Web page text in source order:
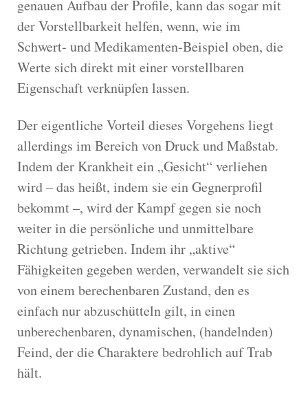
genauen Aufbau der Profile, kann das sogar mit
der Vorstellbarkeit helfen, wenn, wie im
Schwert- und Medikamenten-Beispiel oben, die
Werte sich direkt mit einer vorstellbaren
Eigenschaft verknüpfen lassen.
Der eigentliche Vorteil dieses Vorgehens liegt
allerdings im Bereich von Druck und Maßstab.
Indem der Krankheit ein „Gesicht“ verliehen
wird – das heißt, indem sie ein Gegnerprofil
bekommt –, wird der Kampf gegen sie noch
weiter in die persönliche und unmittelbare
Richtung getrieben. Indem ihr „aktive“
Fähigkeiten gegeben werden, verwandelt sie sich
von einem berechenbaren Zustand, den es
einfach nur abzuschütteln gilt, in einen
unberechenbaren, dynamischen, (handelnden)
Feind, der die Charaktere bedrohlich auf Trab
hält.